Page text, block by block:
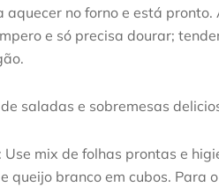
no forno e está
e só precisa dourar;
saladas e sobremesas
mix de folhas prontas e
queijo branco em cubos. Para